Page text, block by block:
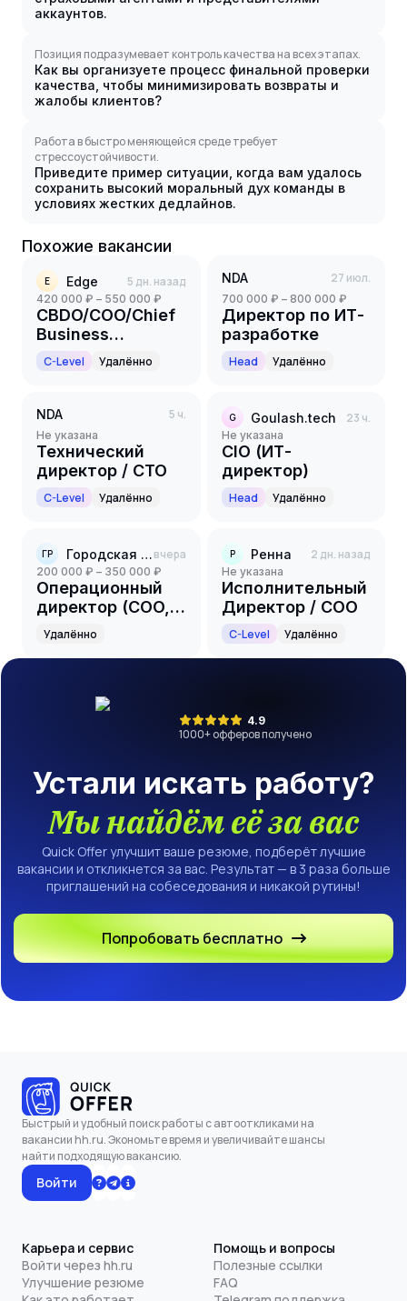
аккаунтов.
Позиция подразумевает контроль качества на всех этапах.
Как вы организуете процесс финальной проверки
качества, чтобы минимизировать возвраты и
жалобы клиентов?
Работа в быстро меняющейся среде требует
стрессоустойчивости.
Приведите пример ситуации, когда вам удалось
сохранить высокий моральный дух команды в
условиях жестких дедлайнов.
Похожие вакансии
E Edge 5 дн. назад
420 000 ₽ – 550 000 ₽
CBDO/COO/Chief
Business
Development
Officer/Chief
C-Level Удалённо
NDA 27 июл.
700 000 ₽ – 800 000 ₽
Директор по ИТ-
разработке
Head Удалённо
NDA 5 ч.
Не указана
Технический
директор / CTO
C-Level Удалённо
G Goulash.tech 23 ч.
Не указана
CIO (ИТ-
директор)
Head Удалённо
ГР Городская Рекламавчера
200 000 ₽ – 350 000 ₽
Операционный
директор (COO,
масштабирование
федеральной
proptech-
Удалённо
Р Ренна 2 дн. назад
Не указана
Исполнительный
Директор / COO
C-Level Удалённо
4.9
1000+ офферов получено
Устали искать работу?
Мы найдём её за вас
Quick Offer улучшит ваше резюме, подберёт лучшие
вакансии и откликнется за вас. Результат — в 3 раза больше
приглашений на собеседования и никакой рутины!
Попробовать бесплатно
Быстрый и удобный поиск работы с автооткликами на
вакансии hh.ru. Экономьте время и увеличивайте шансы
найти подходящую вакансию.
Войти
Карьера и сервис
Войти через hh.ru
Улучшение резюме
Помощь и вопросы
Полезные ссылки
FAQ